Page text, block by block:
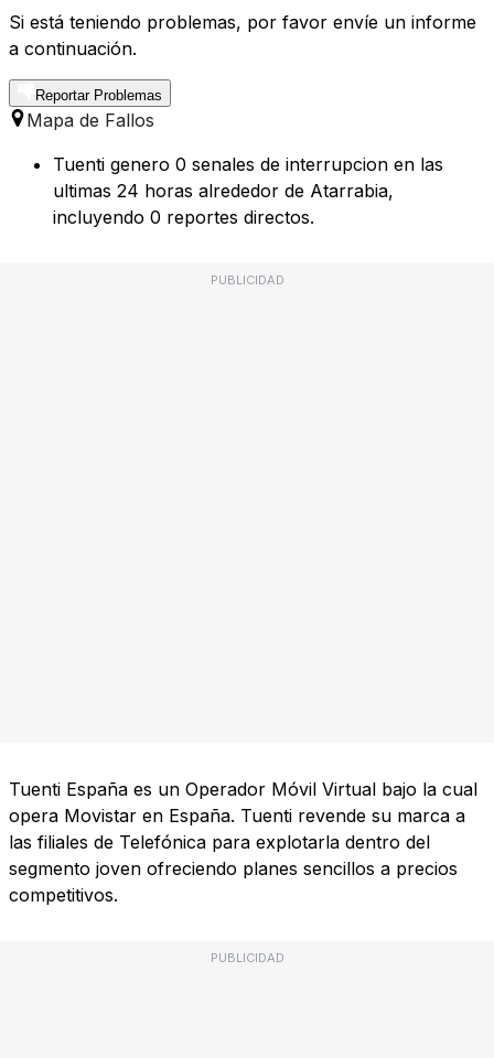
Si está teniendo problemas, por favor envíe un informe
a continuación.
Reportar Problemas
Mapa de Fallos
Tuenti genero 0 senales de interrupcion en las
ultimas 24 horas alrededor de Atarrabia,
incluyendo 0 reportes directos.
PUBLICIDAD
Tuenti España es un Operador Móvil Virtual bajo la cual
opera Movistar en España. Tuenti revende su marca a
las filiales de Telefónica para explotarla dentro del
segmento joven ofreciendo planes sencillos a precios
competitivos.
PUBLICIDAD